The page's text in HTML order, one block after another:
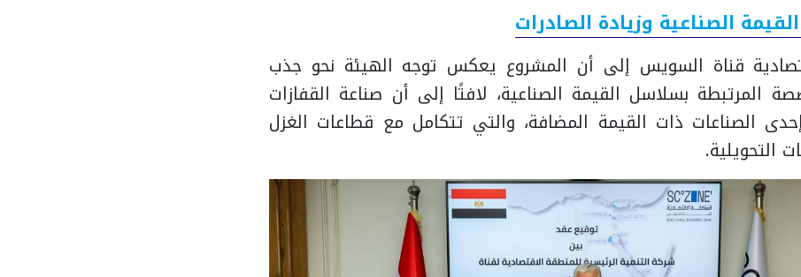
الصناعية وزيادة الصادرات
قناة السويس إلى أن المشروع يعكس توجه الهيئة نحو جذب
المرتبطة بسلاسل القيمة الصناعية، لافتًا إلى أن صناعة القفازات
الصناعات ذات القيمة المضافة، والتي تتكامل مع قطاعات الغزل
التحويلية.